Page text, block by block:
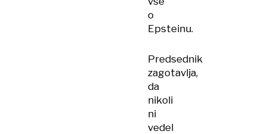
o
Epsteinu.
Predsednik
zagotavlja,
da
nikoli
ni
vedel